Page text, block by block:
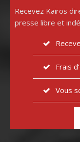
Recevez Kairos
presse libre et
Frais
Vous